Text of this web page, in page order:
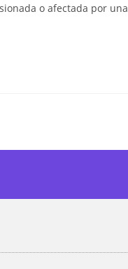
o afectada por una